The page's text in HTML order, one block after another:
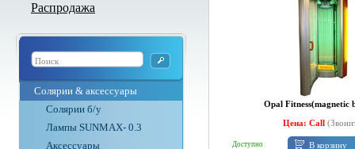
Распродажа
Солярии & аксессуары
Солярии б/у
Лампы SUNMAX- 0.3
Аксессуары
Opal Fitness(magnetic
Цена: Call
Доступно В корзину